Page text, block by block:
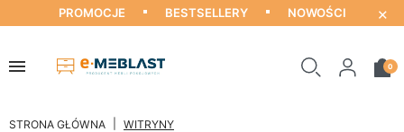
PROMOCJE BESTSELLERY NOWOŚCI ×
0
STRONA GŁÓWNA WITRYNY